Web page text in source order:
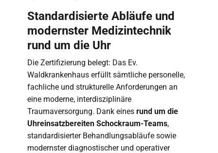
Standardisierte Abläufe und
modernster Medizintechnik
rund um die Uhr
Die Zertifizierung belegt: Das Ev.
Waldkrankenhaus erfüllt sämtliche personelle,
fachliche und strukturelle Anforderungen an
eine moderne, interdisziplinäre
Traumaversorgung. Dank eines rund um die
Uhreinsatzbereiten Schockraum-Teams,
standardisierter Behandlungsabläufe sowie
modernster diagnostischer und operativer